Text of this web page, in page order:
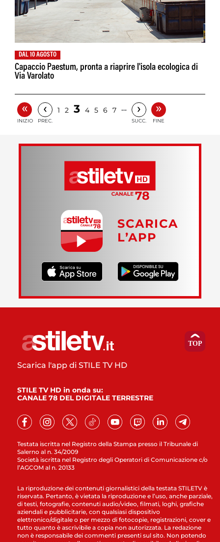
DAL 10 AGOSTO
Capaccio Paestum, pronta a riaprire l'isola ecologica di
Via Varolato
«
INIZIO
‹
PREC.
1 2 3 4 5 6 7 … ›
SUCC.
»
FINE
SCARICA
L’APP
Testata iscritta nel Registro della Stampa presso il Tribunale di
Salerno al n. 34/2009
Società iscritta nel Registro degli Operatori di Comunicazione c/o
l’AGCOM al n. 20133
Scarica l'app di STILE TV HD
STILE TV HD in onda su:
CANALE 78 DEL DIGITALE TERRESTRE
La riproduzione dei contenuti giornalistici della testata STILETV è
riservata. Pertanto, è vietata la riproduzione e l’uso, anche parziale,
di testi, fotografie, contenuti audio/video, filmati, loghi, grafiche
aziendali e pubblicitarie, con qualsiasi dispositivo
elettronico/digitale o per mezzo di fotocopie, registrazioni, cover e
tutto quanto è ascrivibile a copia non autorizzata. La redazione
non è responsabile dei commenti presenti sul sito. Non potendo